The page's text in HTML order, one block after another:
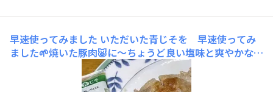
早速使ってみました いただいた青じそを 早速使ってみ
ました🌱焼いた豚肉🐷に〜ちょうど良い塩味と爽やかなシ
ソが良い味でした他のものにも使ってみようと思ってます